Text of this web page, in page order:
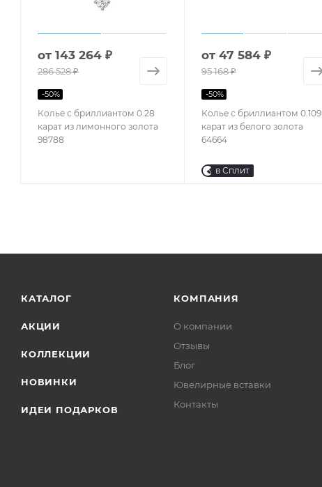
Колье с бриллиантом 0.28
карат из лимонного золота
98788
от 143 264 ₽
286 528 ₽
-50%
Колье с бриллиантом 0.109
карат из белого золота
64664
от 47 584 ₽
95 168 ₽
-50%
в Сплит
КАТАЛОГ
АКЦИИ
КОЛЛЕКЦИИ
НОВИНКИ
ИДЕИ ПОДАРКОВ
КОМПАНИЯ
О компании
Отзывы
Блог
Ювелирные вставки
Контакты